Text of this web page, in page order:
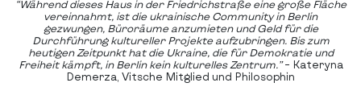
“Während dieses Haus in der Friedrichstraße eine große Fläche
vereinnahmt, ist die ukrainische Community in Berlin
gezwungen, Büroräume anzumieten und Geld für die
Durchführung kultureller Projekte aufzubringen. Bis zum
heutigen Zeitpunkt hat die Ukraine, die für Demokratie und
Freiheit kämpft, in Berlin kein kulturelles Zentrum.”– Kateryna
Demerza, Vitsche Mitglied und Philosophin